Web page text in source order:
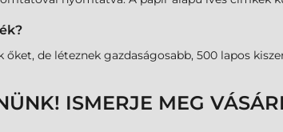
de léteznek gazdaságosabb, 500 lapos
ISMERJE MEG